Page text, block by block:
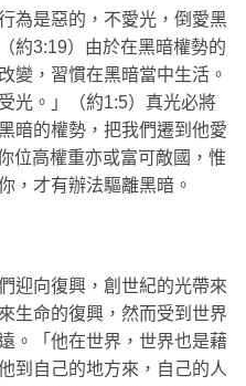
為是惡的，不愛光，倒愛黑
約3:19）由於在黑暗權勢的
變，習慣在黑暗當中生活。
光。」（約1:5）真光必將
暗的權勢，把我們遷到他愛
位高權重亦或富可敵國，惟
，才有辦法驅離黑暗。
迎向復興，創世紀的光帶來
生命的復興，然而受到世界
。「他在世界，世界也是藉
到自己的地方來，自己的人